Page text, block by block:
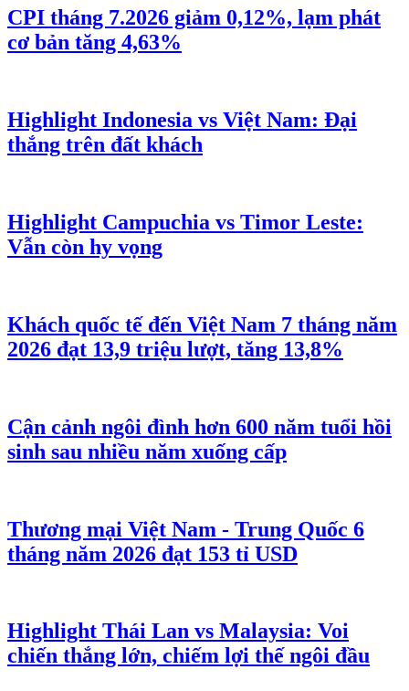
CPI tháng 7.2026 giảm 0,12%, lạm phát
cơ bản tăng 4,63%
Highlight Indonesia vs Việt Nam: Đại
thắng trên đất khách
Highlight Campuchia vs Timor Leste:
Vẫn còn hy vọng
Khách quốc tế đến Việt Nam 7 tháng năm
2026 đạt 13,9 triệu lượt, tăng 13,8%
Cận cảnh ngôi đình hơn 600 năm tuổi hồi
sinh sau nhiều năm xuống cấp
Thương mại Việt Nam - Trung Quốc 6
tháng năm 2026 đạt 153 tỉ USD
Highlight Thái Lan vs Malaysia: Voi
chiến thắng lớn, chiếm lợi thế ngôi đầu